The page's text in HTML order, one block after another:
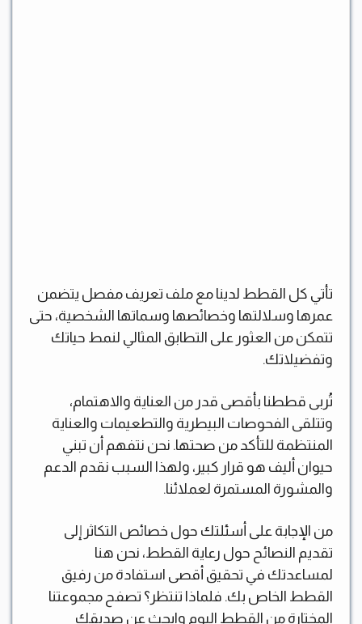
تأتي كل القطط لدينا مع ملف تعريف مفصل يتضمن
عمرها وسلالتها وخصائصها وسماتها الشخصية، حتى
تتمكن من العثور على التطابق المثالي لنمط حياتك
وتفضيلاتك.
تُربى قططنا بأقصى قدر من العناية والاهتمام،
وتتلقى الفحوصات البيطرية والتطعيمات والعناية
المنتظمة للتأكد من صحتها. نحن نتفهم أن تبني
حيوان أليف هو قرار كبير، ولهذا السبب نقدم الدعم
والمشورة المستمرة لعملائنا.
من الإجابة على أسئلتك حول خصائص التكاثر إلى
تقديم النصائح حول رعاية القطط، نحن هنا
لمساعدتك في تحقيق أقصى استفادة من رفيق
القطط الخاص بك. فلماذا تنتظر؟ تصفح مجموعتنا
المختارة من القطط اليوم وابحث عن صديقك